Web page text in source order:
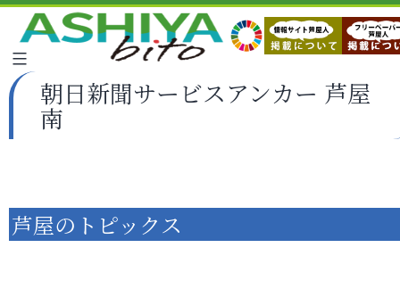
朝日新聞サービスアンカー 芦屋
南
芦屋のトピックス